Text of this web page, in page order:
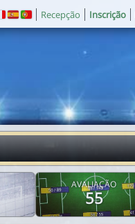
Recepção Inscrição
AVALIAÇÃO
55